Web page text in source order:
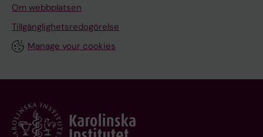
Om webbplatsen
Tillgänglighetsredogörelse
Manage your cookies